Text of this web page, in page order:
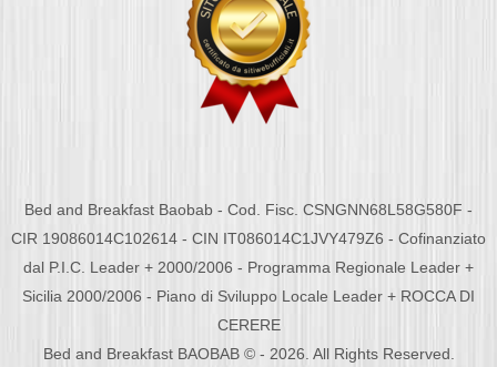
Bed and Breakfast Baobab - Cod. Fisc. CSNGNN68L58G580F -
CIR 19086014C102614 - CIN IT086014C1JVY479Z6 - Cofinanziato
dal P.I.C. Leader + 2000/2006 - Programma Regionale Leader +
Sicilia 2000/2006 - Piano di Sviluppo Locale Leader + ROCCA DI
CERERE
Bed and Breakfast BAOBAB © - 2026. All Rights Reserved.